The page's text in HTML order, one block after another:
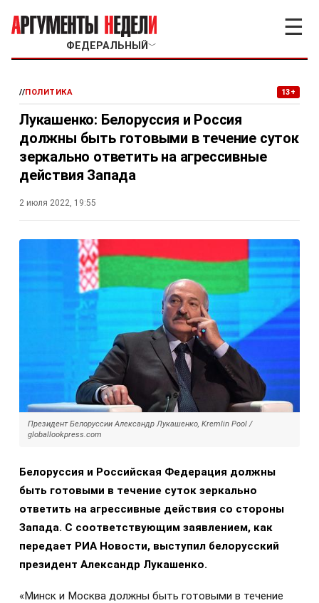
ФЕДЕРАЛЬНЫЙ ﹀
☰
//ПОЛИТИКА 13+
Лукашенко: Белоруссия и Россия
должны быть готовыми в течение суток
зеркально ответить на агрессивные
действия Запада
2 июля 2022, 19:55
Президент Белоруссии Александр Лукашенко, Kremlin Pool /
globallookpress.com
Белоруссия и Российская Федерация должны
быть готовыми в течение суток зеркально
ответить на агрессивные действия со стороны
Запада. С соответствующим заявлением, как
передает РИА Новости, выступил белорусский
президент Александр Лукашенко.
«Минск и Москва должны быть готовыми в течение